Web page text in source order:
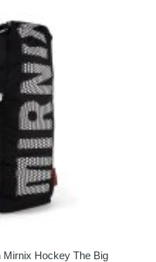
Hockey The Big